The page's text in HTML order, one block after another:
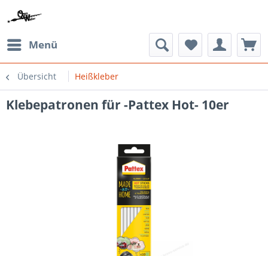
Menü
Übersicht Heißkleber
Klebepatronen für -Pattex Hot- 10er